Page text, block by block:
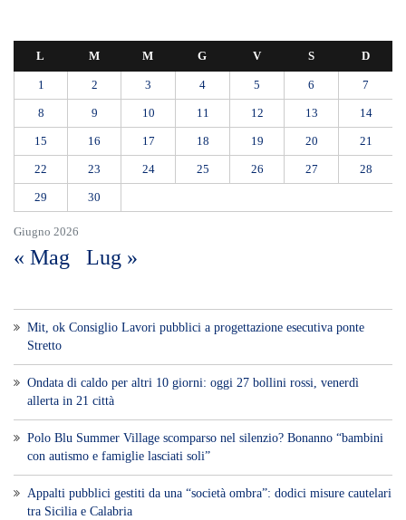
Giugno 2026
L M M G V S D
1 2 3 4 5 6 7
8 9 10 11 12 13 14
15 16 17 18 19 20 21
22 23 24 25 26 27 28
29 30
« Mag Lug »
Mit, ok Consiglio Lavori pubblici a progettazione esecutiva ponte
Stretto
Ondata di caldo per altri 10 giorni: oggi 27 bollini rossi, venerdì
allerta in 21 città
Polo Blu Summer Village scomparso nel silenzio? Bonanno “bambini
con autismo e famiglie lasciati soli”
Appalti pubblici gestiti da una “società ombra”: dodici misure cautelari
tra Sicilia e Calabria